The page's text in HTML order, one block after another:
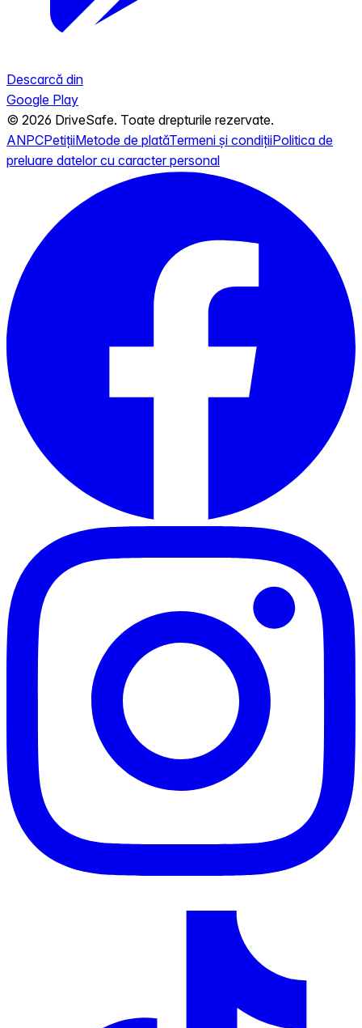
Descarcă din
Google Play
© 2026 DriveSafe. Toate drepturile rezervate.
ANPCPetițiiMetode de platăTermeni și condițiiPolitica de
preluare datelor cu caracter personal